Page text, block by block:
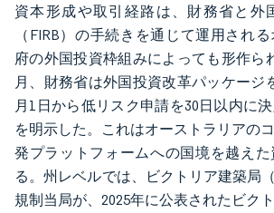
資本形成や取引経路は、財務省と外
（FIRB）の手続きを通じて運用され
府の外国投資枠組みによっても形作ら
月、財務省は外国投資改革パッケージ
月1日から低リスク申請を30日以内に
を明示した。これはオーストラリアの
発プラットフォームへの国境を越え
る。州レベルでは、ビクトリア建築局
規制当局が、2025年に公表されたビク